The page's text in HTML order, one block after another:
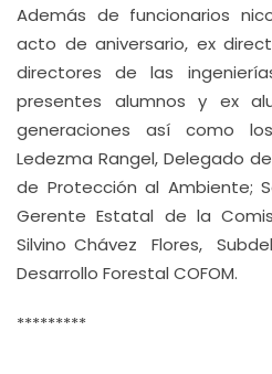
Además de funcionarios
acto de aniversario, ex
directores de las
presentes alumnos y ex
generaciones así como
Ledezma Rangel, Delegado
de Protección al Ambiente;
Gerente Estatal de la
Silvino Chávez Flores,
Desarrollo Forestal COFOM.
*********